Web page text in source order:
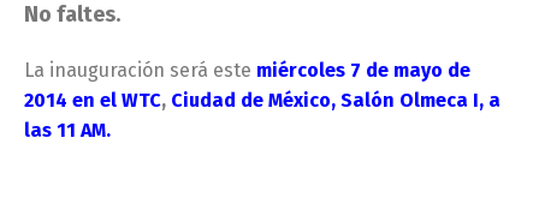
No faltes.
La inauguración será este miércoles 7 de mayo de
2014 en el WTC, Ciudad de México, Salón Olmeca I, a
las 11 AM.